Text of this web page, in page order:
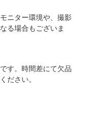
ニター環境や、撮影
る場合もございま
す。時間差にて欠品
ださい。